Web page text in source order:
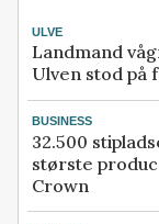
ULVE
Landmand
Ulven stod på
BUSINESS
32.500
største
Crown